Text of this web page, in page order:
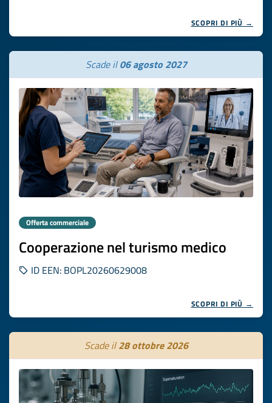
SCOPRI DI PIÙ →
Scade il06 agosto 2027
Offerta commerciale
Cooperazione nel turismo medico
ID EEN: BOPL20260629008
SCOPRI DI PIÙ →
Scade il28 ottobre 2026